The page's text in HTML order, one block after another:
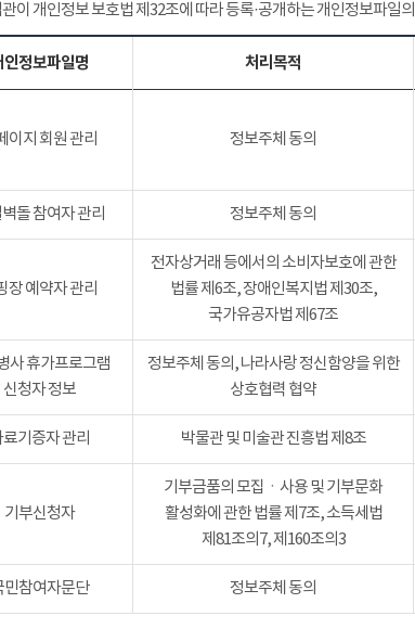
이 개인정보 보호법 제32조에 따라 등록·공개하는 개인정보파일
인정보파일명 처리목적
이지 회원 관리 정보주체 동의
돌 참여자 관리 정보주체 동의
장 예약자 관리
전자상거래 등에서의 소비자보호에 관한
법률 제6조, 장애인복지법 제30조,
국가유공자법 제67조
사 휴가프로그램
신청자 정보
정보주체 동의, 나라사랑 정신함양을 위한
상호협력 협약
기증자 관리 박물관 및 미술관 진흥법 제8조
기부신청자
기부금품의 모집ㆍ사용 및 기부문화
활성화에 관한 법률 제7조, 소득세법
제81조의7, 제160조의3
민참여자문단 정보주체 동의